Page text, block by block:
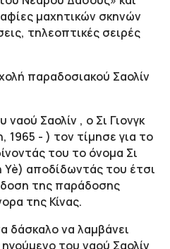
μαχητικών σκηνών
τηλεοπτικές σειρές
παραδοσιακού Σαολίν
Σαολίν , ο Σι Γιονγκ
1965 - ) τον τίμησε για το
του το όνομα Σι
Yè) αποδίδωντάς του έτσι
της παράδοσης
της Κίνας.
δάσκαλο να λαμβάνει
του ναού Σαολίν